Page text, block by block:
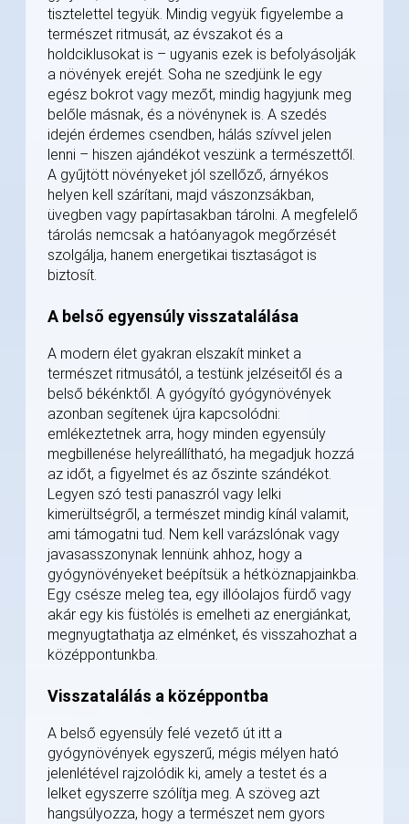
tisztelettel tegyük. Mindig vegyük figyelembe a
természet ritmusát, az évszakot és a
holdciklusokat is – ugyanis ezek is befolyásolják
a növények erejét. Soha ne szedjünk le egy
egész bokrot vagy mezőt, mindig hagyjunk meg
belőle másnak, és a növénynek is. A szedés
idején érdemes csendben, hálás szívvel jelen
lenni – hiszen ajándékot veszünk a természettől.
A gyűjtött növényeket jól szellőző, árnyékos
helyen kell szárítani, majd vászonzsákban,
üvegben vagy papírtasakban tárolni. A megfelelő
tárolás nemcsak a hatóanyagok megőrzését
szolgálja, hanem energetikai tisztaságot is
biztosít.
A belső egyensúly visszatalálása
A modern élet gyakran elszakít minket a
természet ritmusától, a testünk jelzéseitől és a
belső békénktől. A gyógyító gyógynövények
azonban segítenek újra kapcsolódni:
emlékeztetnek arra, hogy minden egyensúly
megbillenése helyreállítható, ha megadjuk hozzá
az időt, a figyelmet és az őszinte szándékot.
Legyen szó testi panaszról vagy lelki
kimerültségről, a természet mindig kínál valamit,
ami támogatni tud. Nem kell varázslónak vagy
javasasszonynak lennünk ahhoz, hogy a
gyógynövényeket beépítsük a hétköznapjainkba.
Egy csésze meleg tea, egy illóolajos fürdő vagy
akár egy kis füstölés is emelheti az energiánkat,
megnyugtathatja az elménket, és visszahozhat a
középpontunkba.
Visszatalálás a középpontba
A belső egyensúly felé vezető út itt a
gyógynövények egyszerű, mégis mélyen ható
jelenlétével rajzolódik ki, amely a testet és a
lelket egyszerre szólítja meg. A szöveg azt
hangsúlyozza, hogy a természet nem gyors